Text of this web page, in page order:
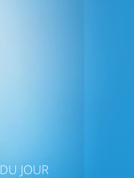
DU JOUR